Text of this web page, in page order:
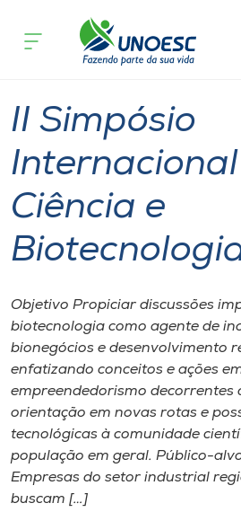
Cursos
Pesquisa
Atendimento ao Estudante
Portal de Ensino
A
Internacionalização
I.nova
Diplomados
acontece
II Simpósio
Ciência e
Objetivo Propiciar discussões
biotecnologia como agente de
bionegócios e desenvolvimento
enfatizando conceitos e ações
empreendedorismo decorrentes
orientação em novas rotas e
tecnológicas à comunidade
população em geral. Público-
Empresas do setor industrial
buscam […]